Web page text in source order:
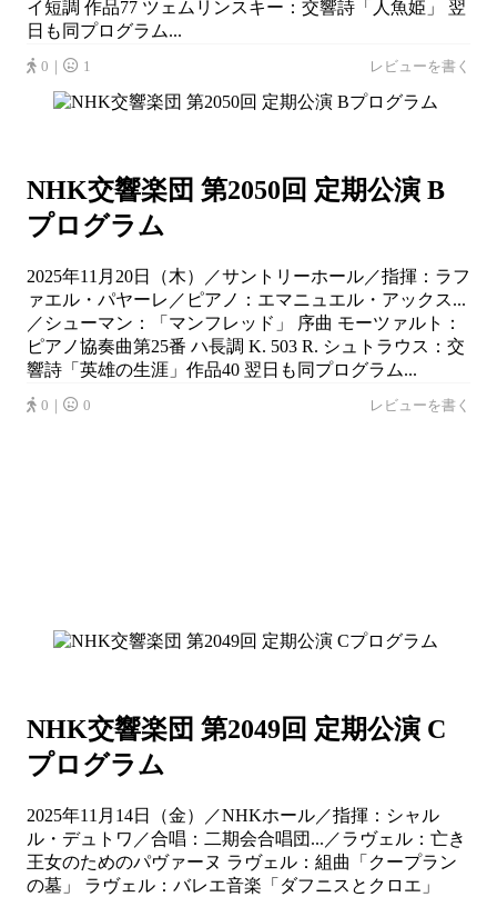
イ短調 作品77 ツェムリンスキー：交響詩「人魚姫」 翌
日も同プログラム...
0｜ 1 レビューを書く
NHK交響楽団 第2050回 定期公演 B
プログラム
2025年11月20日（木）／サントリーホール／指揮：ラフ
ァエル・パヤーレ／ピアノ：エマニュエル・アックス...
／シューマン：「マンフレッド」 序曲 モーツァルト：
ピアノ協奏曲第25番 ハ長調 K. 503 R. シュトラウス：交
響詩「英雄の生涯」作品40 翌日も同プログラム...
0｜ 0 レビューを書く
NHK交響楽団 第2049回 定期公演 C
プログラム
2025年11月14日（金）／NHKホール／指揮：シャル
ル・デュトワ／合唱：二期会合唱団...／ラヴェル：亡き
王女のためのパヴァーヌ ラヴェル：組曲「クープラン
の墓」 ラヴェル：バレエ音楽「ダフニスとクロエ」